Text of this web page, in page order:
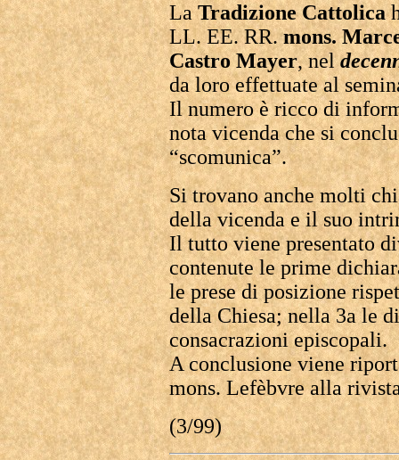
LaTradizione Cattolica
LL. EE. RR.mons.
Castro Mayer, nel
da loro effettuate al
Il numero è ricco di
nota vicenda che si
“scomunica”.
Si trovano anche molti
della vicenda e il suo
Il tutto viene presentato
contenute le prime
le prese di posizione
della Chiesa; nella 3a le
consacrazioni episcopali.
A conclusione viene
mons. Lefèbvre alla
(3/99)